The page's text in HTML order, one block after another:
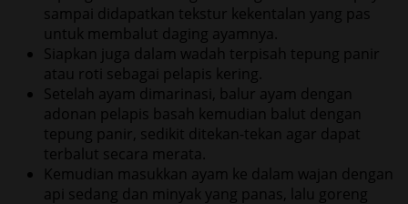
sampai didapatkan tekstur kekentalan yang pas
untuk membalut daging ayamnya.
Siapkan juga dalam wadah terpisah tepung panir
atau roti sebagai pelapis kering.
Setelah ayam dimarinasi, balur ayam dengan
adonan pelapis basah kemudian balut dengan
tepung panir, sedikit ditekan-tekan agar dapat
terbalut secara merata.
Kemudian masukkan ayam ke dalam wajan dengan
api sedang dan minyak yang panas, lalu goreng